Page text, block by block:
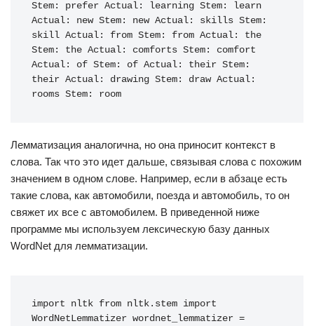
Stem : prefer Actual : learning Stem :
learn
Actual : new Stem : new Actual : skills Stem :
skill Actual : from Stem : from Actual :
the
Stem : the Actual : comforts Stem :
comfort
Actual : of Stem : of Actual : their Stem :
their Actual : drawing Stem : draw Actual :
rooms Stem : room
Лемматизация аналогична, но она приносит контекст в
слова. Так что это идет дальше, связывая слова с похожим
значением в одном слове. Например, если в абзаце есть
такие слова, как автомобили, поезда и автомобиль, то он
свяжет их все с автомобилем. В приведенной ниже
программе мы используем лексическую базу данных
WordNet для лемматизации.
import nltk from nltk . stem import
WordNetLemmatizer wordnet_lemmatizer =